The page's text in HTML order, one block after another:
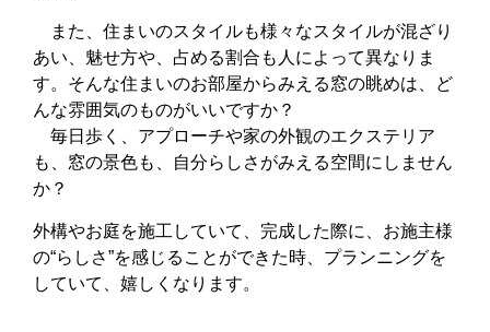
また、住まいのスタイルも様々なスタイルが混ざり
あい、魅せ方や、占める割合も人によって異なりま
す。そんな住まいのお部屋からみえる窓の眺めは、ど
んな雰囲気のものがいいですか？
毎日歩く、アプローチや家の外観のエクステリア
も、窓の景色も、自分らしさがみえる空間にしません
か？
外構やお庭を施工していて、完成した際に、お施主様
の“らしさ”を感じることができた時、プランニングを
していて、嬉しくなります。